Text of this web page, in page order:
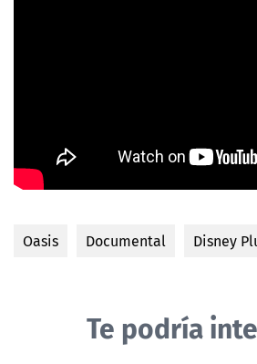
Oasis Documental Disney
Te podría